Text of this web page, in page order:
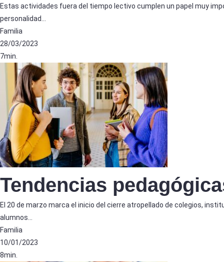
Estas actividades fuera del tiempo lectivo cumplen un papel muy
personalidad…
Familia
28/03/2023
7min.
Tendencias
El 20 de marzo marca el inicio del cierre atropellado de colegios,
alumnos…
Familia
10/01/2023
8min.